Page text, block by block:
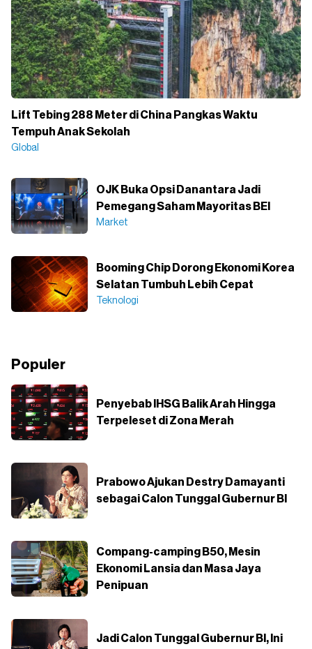
Lift Tebing 288 Meter di China Pangkas Waktu
Tempuh Anak Sekolah
Global
OJK Buka Opsi Danantara Jadi
Pemegang Saham Mayoritas BEI
Market
Booming Chip Dorong Ekonomi Korea
Selatan Tumbuh Lebih Cepat
Teknologi
Populer
Penyebab IHSG Balik Arah Hingga
Terpeleset di Zona Merah
Prabowo Ajukan Destry Damayanti
sebagai Calon Tunggal Gubernur BI
Compang-camping B50, Mesin
Ekonomi Lansia dan Masa Jaya
Penipuan
Jadi Calon Tunggal Gubernur BI, Ini